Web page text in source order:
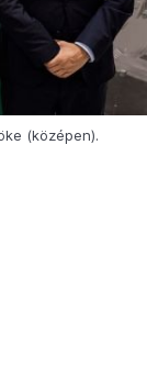
(középen).